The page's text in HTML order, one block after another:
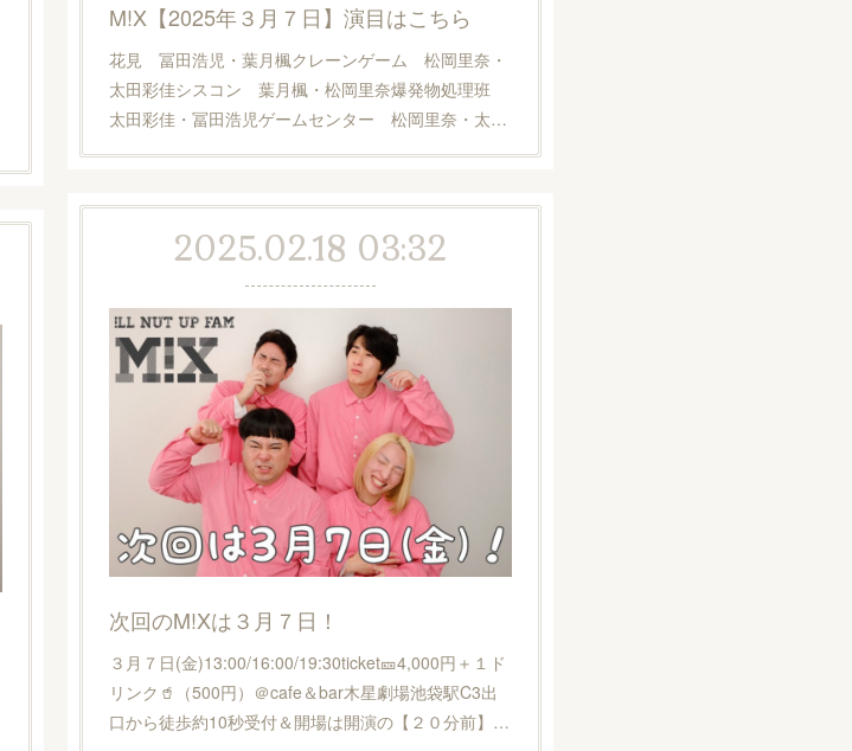
M!X【2025年３月７日】演目はこちら
花見 冨田浩児・葉月楓クレーンゲーム 松岡里奈・
太田彩佳シスコン 葉月楓・松岡里奈爆発物処理班
太田彩佳・冨田浩児ゲームセンター 松岡里奈・太…
2025.02.18 03:32
次回のM!Xは３月７日！
３月７日(金)13:00/16:00/19:30ticket🎫4,000円＋１ド
リンク🥤（500円）＠cafe＆bar木星劇場池袋駅C3出
口から徒歩約10秒受付＆開場は開演の【２０分前】…